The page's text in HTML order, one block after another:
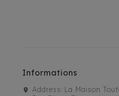
Informations
Address: La Maison